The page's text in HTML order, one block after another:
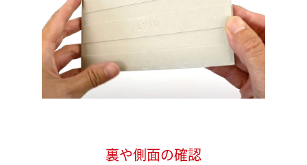
裏や側面の確認